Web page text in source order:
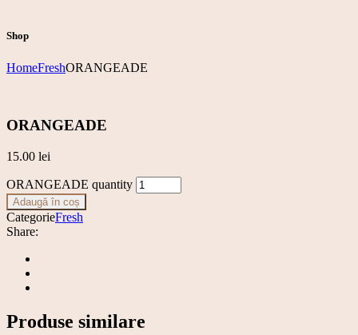
Shop
HomeFreshORANGEADE
ORANGEADE
15.00 lei
ORANGEADE quantity
Adaugă în coș
CategorieFresh
Share:
Produse similare